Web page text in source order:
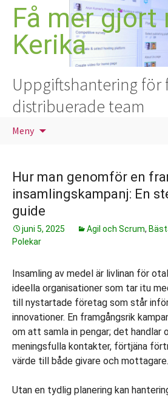
Hoppa
innehåll
Få mer gjort
Kerika
Uppgiftshantering för
distribuerade team
Meny
Hur man genomför en
insamlingskampanj: En
guide
juni 5, 2025 Agil och Scrum,
Polekar
Insamling av medel är livlinan för
ideella organisationer som tar itu
till nystartade företag som står
innovationer. En framgångsrik
om att samla in pengar; det handlar
meningsfulla kontakter, förtjäna
värde till både givare och mottagare.
Utan en tydlig planering kan